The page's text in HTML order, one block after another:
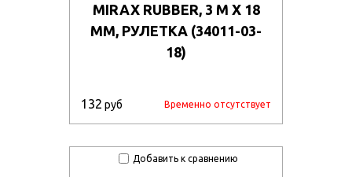
MIRAX RUBBER, 3 М Х 18
ММ, РУЛЕТКА (34011-03-
18)
132 руб Временно отсутствует
Добавить к сравнению